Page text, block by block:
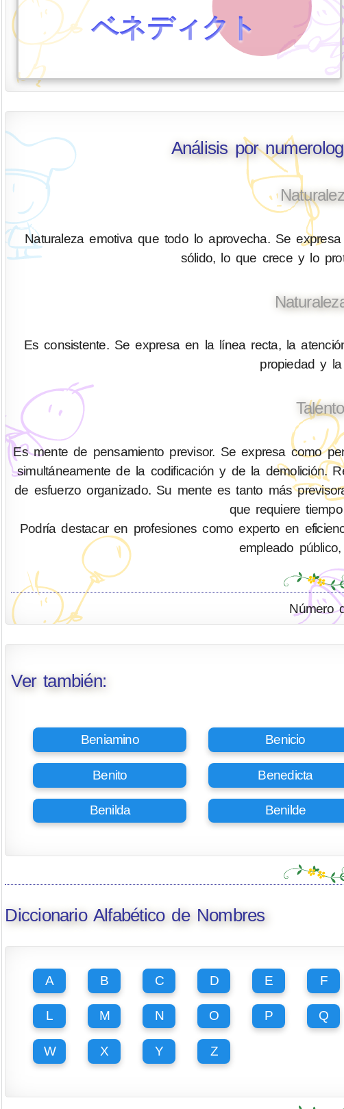
ベネディクト
Análisis por
Naturaleza emotiva que todo lo aprovecha. Se
sólido, lo que crece y lo
Es consistente. Se expresa en la línea recta, la
propiedad y
Es mente de pensamiento previsor. Se expresa como
simultáneamente de la codificación y de la demolición.
de esfuerzo organizado. Su mente es tanto más
que requiere
Podría destacar en profesiones como experto en
empleado
Número
Ver también:
Beniamino Benicio
Benito Benedicta
Benilda Benilde
Diccionario Alfabético de Nombres
A B C D E F
L M N O P Q
W X Y Z